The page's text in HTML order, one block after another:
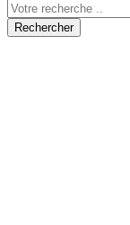
Rechercher